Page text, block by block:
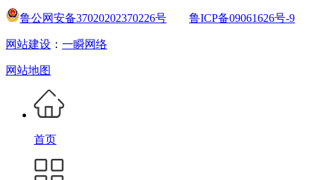
鲁公网安备37020202370226号 鲁ICP备09061626号-9
网站建设 ： 一瞬网络
网站地图
首页